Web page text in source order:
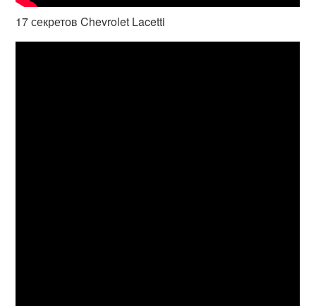
17 секретов Chevrolet Lacetti